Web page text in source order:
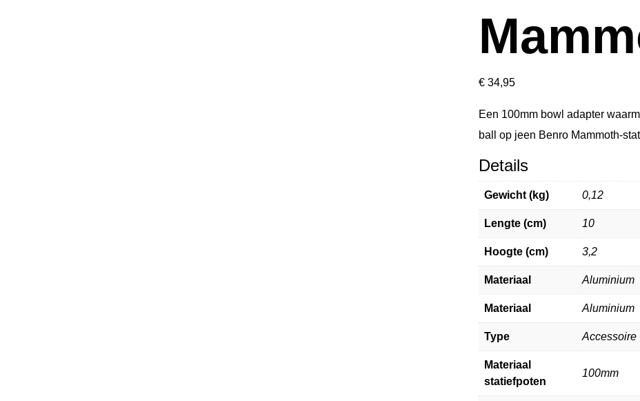
€ 34,95
Een 100mm bowl adapter
ball op jeen Benro Mammoth-
Details
Gewicht (kg) 0,12
Lengte (cm) 10
Hoogte (cm) 3,2
Materiaal Aluminium
Materiaal Aluminium
Type Accessoire
Materiaal
statiefpoten
100mm